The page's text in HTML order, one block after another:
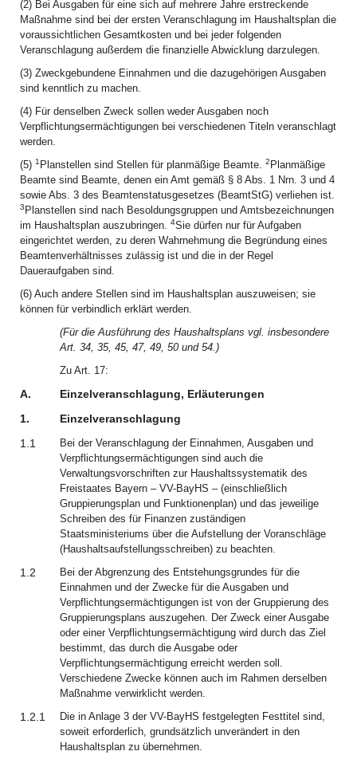
(2) Bei Ausgaben für eine sich auf mehrere Jahre erstreckende
Maßnahme sind bei der ersten Veranschlagung im Haushaltsplan die
voraussichtlichen Gesamtkosten und bei jeder folgenden
Veranschlagung außerdem die finanzielle Abwicklung darzulegen.
(3) Zweckgebundene Einnahmen und die dazugehörigen Ausgaben
sind kenntlich zu machen.
(4) Für denselben Zweck sollen weder Ausgaben noch
Verpflichtungsermächtigungen bei verschiedenen Titeln veranschlagt
werden.
(5) 1 Planstellen sind Stellen für planmäßige Beamte. 2 Planmäßige
Beamte sind Beamte, denen ein Amt gemäß § 8 Abs. 1 Nrn. 3 und 4
sowie Abs. 3 des Beamtenstatusgesetzes (BeamtStG) verliehen ist.
3 Planstellen sind nach Besoldungsgruppen und Amtsbezeichnungen
im Haushaltsplan auszubringen. 4Sie dürfen nur für Aufgaben
eingerichtet werden, zu deren Wahrnehmung die Begründung eines
Beamtenverhältnisses zulässig ist und die in der Regel
Daueraufgaben sind.
(6) Auch andere Stellen sind im Haushaltsplan auszuweisen; sie
können für verbindlich erklärt werden.
(Für die Ausführung des Haushaltsplans vgl. insbesondere
Art. 34, 35, 45, 47, 49, 50 und 54.)
Zu Art. 17:
A.
Einzelveranschlagung, Erläuterungen
1.
Einzelveranschlagung
1.1
Bei der Veranschlagung der Einnahmen, Ausgaben und
Verpflichtungsermächtigungen sind auch die
Verwaltungsvorschriften zur Haushaltssystematik des
Freistaates Bayern – VV-BayHS – (einschließlich
Gruppierungsplan und Funktionenplan) und das jeweilige
Schreiben des für Finanzen zuständigen
Staatsministeriums über die Aufstellung der Voranschläge
(Haushaltsaufstellungsschreiben) zu beachten.
1.2
Bei der Abgrenzung des Entstehungsgrundes für die
Einnahmen und der Zwecke für die Ausgaben und
Verpflichtungsermächtigungen ist von der Gruppierung des
Gruppierungsplans auszugehen. Der Zweck einer Ausgabe
oder einer Verpflichtungsermächtigung wird durch das Ziel
bestimmt, das durch die Ausgabe oder
Verpflichtungsermächtigung erreicht werden soll.
Verschiedene Zwecke können auch im Rahmen derselben
Maßnahme verwirklicht werden.
1.2.1
Die in Anlage 3 der VV-BayHS festgelegten Festtitel sind,
soweit erforderlich, grundsätzlich unverändert in den
Haushaltsplan zu übernehmen.